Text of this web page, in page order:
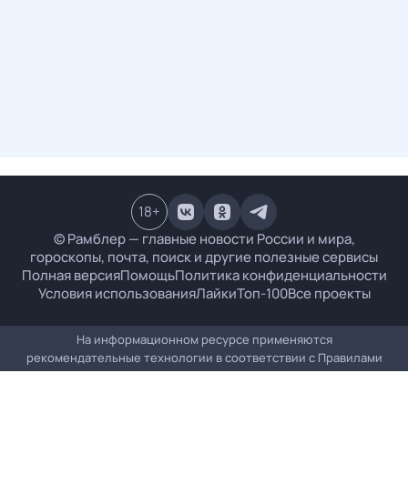
© Рамблер — главные новости России и мира,
гороскопы, почта, поиск и другие полезные сервисы
Полная версияПомощьПолитика конфиденциальности
Условия использованияЛайкиТоп-100Все проекты
18+
На информационном ресурсе применяются
рекомендательные технологии в соответствии с Правилами